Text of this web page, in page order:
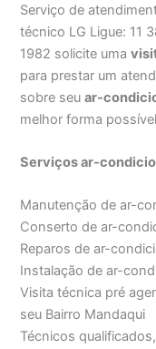
Serviço de
técnico LG Ligue: 11
1982 solicite uma
para prestar um
sobre seuar-
melhor forma
Serviços ar-
Manutenção de ar-
Conserto de ar-
Reparos de ar-
Instalação de ar-
Visita técnica pré
seu Bairro Mandaqui
Técnicos